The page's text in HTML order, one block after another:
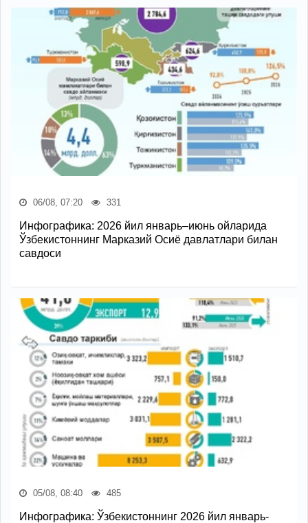
06/08, 07:20 331
Инфографика: 2026 йил январь–июнь ойларида
Ўзбекистоннинг Марказий Осиё давлатлари билан
савдоси
05/08, 08:40 485
Инфографика: Ўзбекистоннинг 2026 йил январь-